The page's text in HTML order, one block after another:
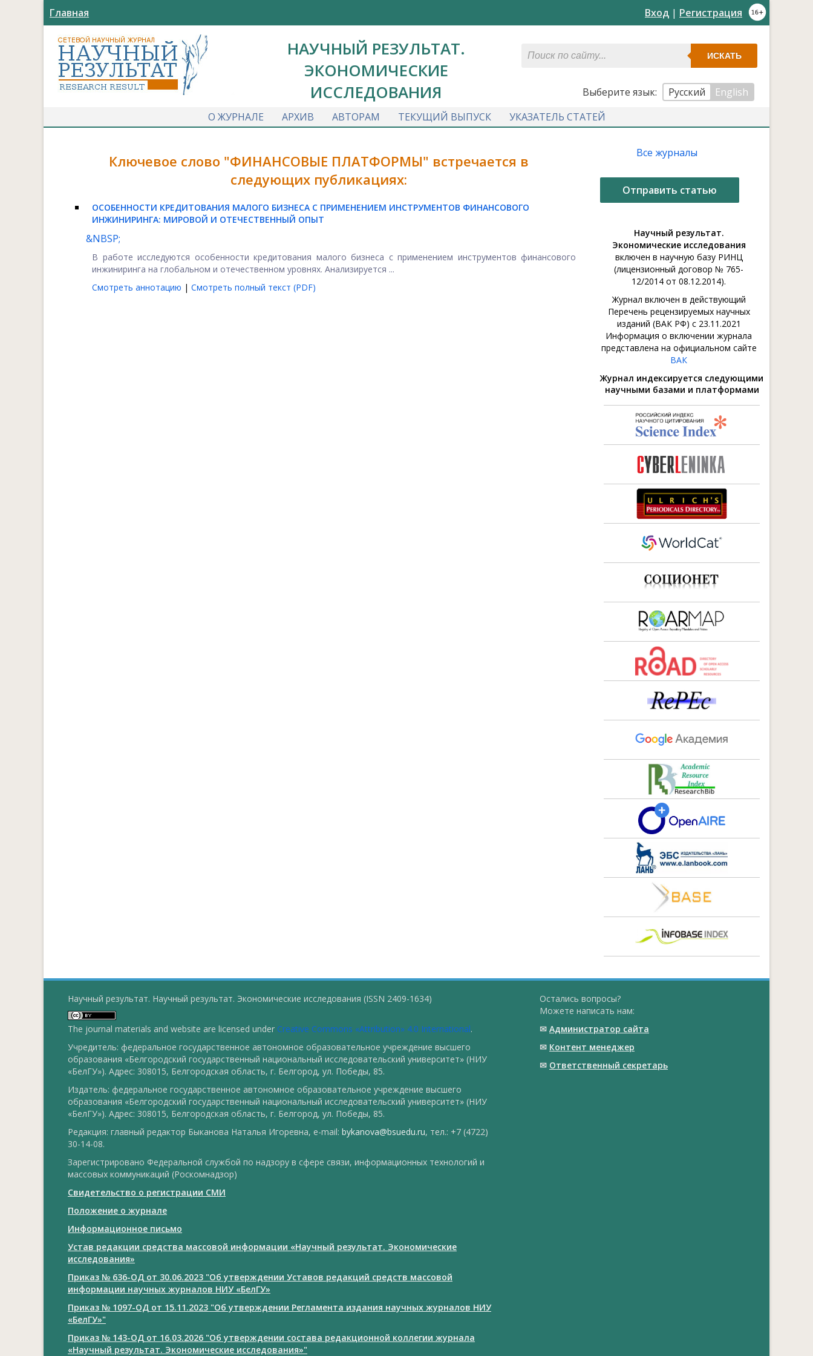
Главная Вход | Регистрация
НАУЧНЫЙ РЕЗУЛЬТАТ.
ЭКОНОМИЧЕСКИЕ
ИССЛЕДОВАНИЯ
ИСКАТЬ
Выберите язык: Русский
English
О ЖУРНАЛЕ
АРХИВ АВТОРАМ ТЕКУЩИЙ ВЫПУСК УКАЗАТЕЛЬ СТАТЕЙ
Ключевое слово "ФИНАНСОВЫЕ ПЛАТФОРМЫ" встречается в
следующих публикациях:
ОСОБЕННОСТИ КРЕДИТОВАНИЯ МАЛОГО БИЗНЕСА С ПРИМЕНЕНИЕМ ИНСТРУМЕНТОВ ФИНАНСОВОГО
ИНЖИНИРИНГА: МИРОВОЙ И ОТЕЧЕСТВЕННЫЙ ОПЫТ
&NBSP;
В работе исследуются особенности кредитования малого бизнеса с применением инструментов финансового
инжиниринга на глобальном и отечественном уровнях. Анализируется ...
Смотреть аннотацию | Смотреть полный текст (PDF)
Все журналы
Отправить статью
Научный результат.
Экономические исследования
включен в научную базу РИНЦ
(лицензионный договор № 765-
12/2014 от 08.12.2014).
Журнал включен в действующий
Перечень рецензируемых научных
изданий (ВАК РФ) с 23.11.2021
Информация о включении журнала
представлена на официальном сайте
ВАК
Журнал индексируется следующими
научными базами и платформами
Научный результат. Научный результат. Экономические исследования (ISSN 2409-1634)
The journal materials and website are licensed under Creative Commons «Attribution» 4.0 International.
Учредитель: федеральное государственное автономное образовательное учреждение высшего
образования «Белгородский государственный национальный исследовательский университет» (НИУ
«БелГУ»). Адрес: 308015, Белгородская область, г. Белгород, ул. Победы, 85.
Издатель: федеральное государственное автономное образовательное учреждение высшего
образования «Белгородский государственный национальный исследовательский университет» (НИУ
«БелГУ»). Адрес: 308015, Белгородская область, г. Белгород, ул. Победы, 85.
Редакция: главный редактор Быканова Наталья Игоревна, e-mail: bykanova@bsuedu.ru, тел.: +7 (4722)
30-14-08.
Зарегистрировано Федеральной службой по надзору в сфере связи, информационных технологий и
массовых коммуникаций (Роскомнадзор)
Свидетельство о регистрации СМИ
Положение о журнале
Информационное письмо
Устав редакции средства массовой информации «Научный результат. Экономические
исследования»
Приказ № 636-ОД от 30.06.2023 "Об утверждении Уставов редакций средств массовой
информации научных журналов НИУ «БелГУ»
Приказ № 1097-ОД от 15.11.2023 "Об утверждении Регламента издания научных журналов НИУ
«БелГУ»"
Приказ № 143-ОД от 16.03.2026 "Об утверждении состава редакционной коллегии журнала
«Научный результат. Экономические исследования»"
Остались вопросы?
Можете написать нам:
✉ Администратор сайта
✉ Контент менеджер
✉ Ответственный cекретарь